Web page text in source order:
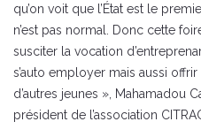
qu’on voit que l’État est le
n’est pas normal. Donc cette
susciter la vocation
s’auto employer mais aussi
d’autres jeunes », Mahamadou
président de l’association